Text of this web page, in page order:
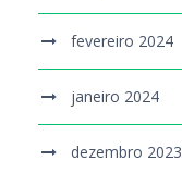
fevereiro 2024
janeiro 2024
dezembro 2023